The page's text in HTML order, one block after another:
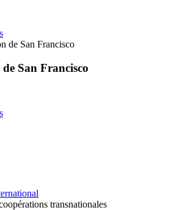
de San Francisco
San Francisco
transnationales